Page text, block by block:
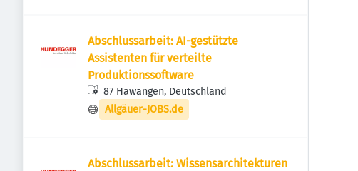
Abschlussarbeit: AI-gestützte
Assistenten für verteilte
Produktionssoftware
87 Hawangen, Deutschland
Allgäuer-JOBS.de
Abschlussarbeit: Wissensarchitekturen